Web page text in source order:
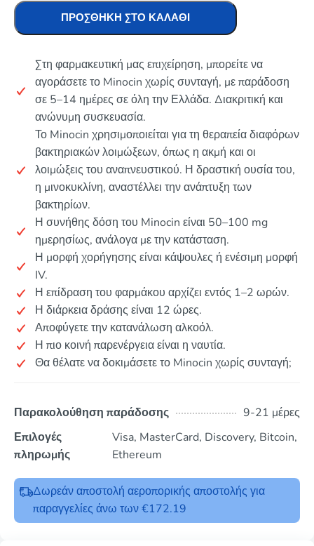
ΠΡΟΣΘΉΚΗ ΣΤΟ ΚΑΛΆΘΙ
Στη φαρμακευτική μας επιχείρηση, μπορείτε να
αγοράσετε το Minocin χωρίς συνταγή, με παράδοση
σε 5–14 ημέρες σε όλη την Ελλάδα. Διακριτική και
ανώνυμη συσκευασία.
Το Minocin χρησιμοποιείται για τη θεραπεία διαφόρων
βακτηριακών λοιμώξεων, όπως η ακμή και οι
λοιμώξεις του αναπνευστικού. Η δραστική ουσία του,
η μινοκυκλίνη, αναστέλλει την ανάπτυξη των
βακτηρίων.
Η συνήθης δόση του Minocin είναι 50–100 mg
ημερησίως, ανάλογα με την κατάσταση.
Η μορφή χορήγησης είναι κάψουλες ή ενέσιμη μορφή
IV.
Η επίδραση του φαρμάκου αρχίζει εντός 1–2 ωρών.
Η διάρκεια δράσης είναι 12 ώρες.
Αποφύγετε την κατανάλωση αλκοόλ.
Η πιο κοινή παρενέργεια είναι η ναυτία.
Θα θέλατε να δοκιμάσετε το Minocin χωρίς συνταγή;
Παρακολούθηση παράδοσης
9-21 μέρες
Επιλογές
πληρωμής
Visa, MasterCard, Discovery, Bitcoin,
Ethereum
Δωρεάν αποστολή αεροπορικής αποστολής για
παραγγελίες άνω των €172.19